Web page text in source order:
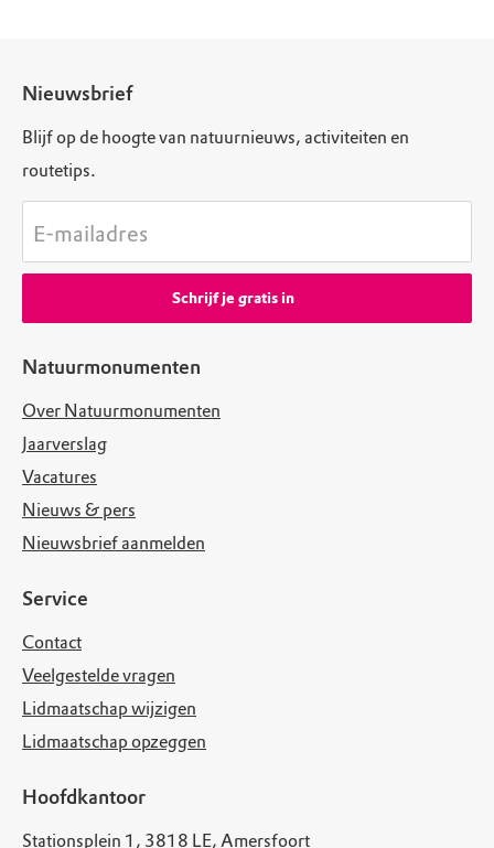
Natuurmonumenten
Over Natuurmonumenten
Jaarverslag
Vacatures
Nieuws & pers
Nieuwsbrief aanmelden
Service
Contact
Veelgestelde vragen
Lidmaatschap wijzigen
Lidmaatschap opzeggen
Hoofdkantoor
Stationsplein 1, 3818 LE, Amersfoort
Nieuwsbrief
Blijf op de hoogte van natuurnieuws, activiteiten en
routetips.
E-mailadres
Schrijf je gratis in